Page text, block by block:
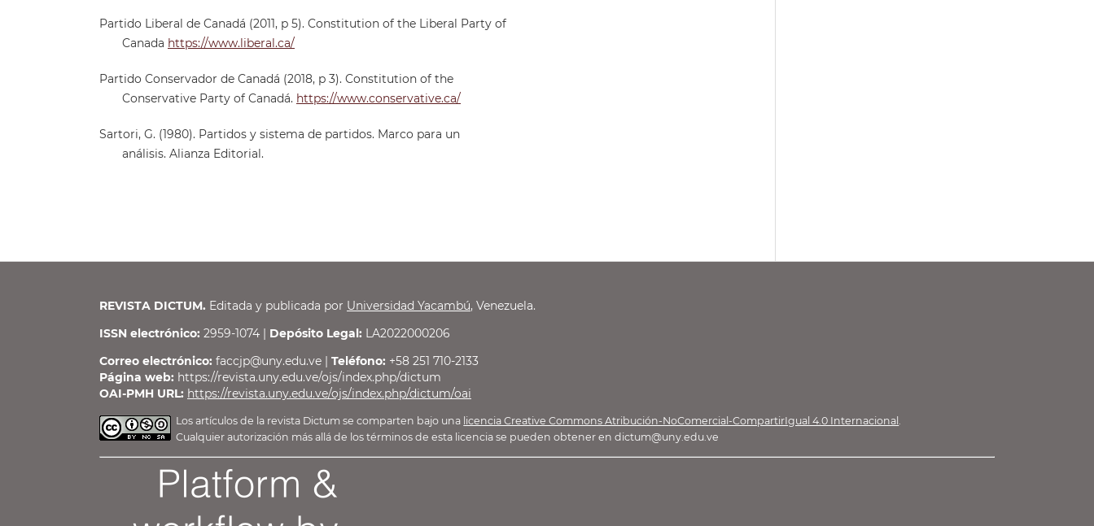
Partido Liberal de Canadá (2011, p 5). Constitution of the Liberal Party of
Canada https://www.liberal.ca/
Partido Conservador de Canadá (2018, p 3). Constitution of the
Conservative Party of Canadá. https://www.conservative.ca/
Sartori, G. (1980). Partidos y sistema de partidos. Marco para un
análisis. Alianza Editorial.
REVISTA DICTUM. Editada y publicada por Universidad Yacambú, Venezuela.
ISSN electrónico: 2959-1074 | Depósito Legal: LA2022000206
Correo electrónico: faccjp@uny.edu.ve | Teléfono: +58 251 710-2133
Página web: https://revista.uny.edu.ve/ojs/index.php/dictum
OAI-PMH URL: https://revista.uny.edu.ve/ojs/index.php/dictum/oai
Los artículos de la revista Dictum se comparten bajo una licencia Creative Commons Atribución-NoComercial-CompartirIgual 4.0 Internacional .
Cualquier autorización más allá de los términos de esta licencia se pueden obtener en dictum@uny.edu.ve